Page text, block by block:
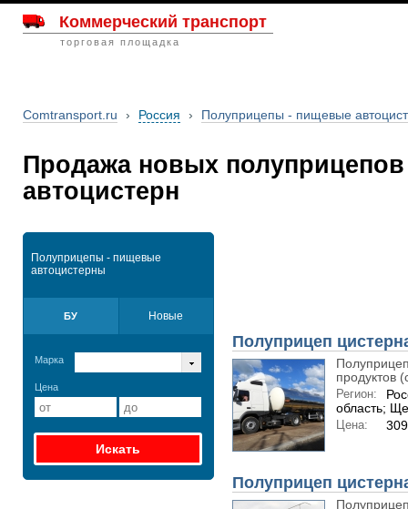
Коммерческий транспорт
торговая площадка
Comtransport.ru › Россия › Полуприцепы - пищевые
Продажа новых
автоцистерн
Полуприцепы - пищевые
автоцистерны
БУ Новые
Марка
Цена
Полуприцеп
продуктов
Регион:
область;
Цена:
Полуприцеп